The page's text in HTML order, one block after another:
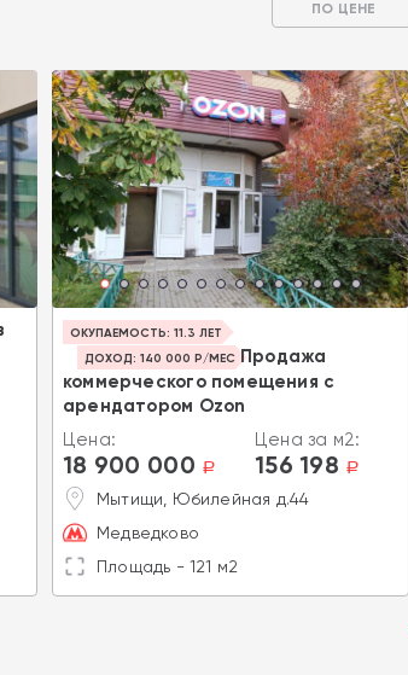
ПО ЦЕНЕ
ОКУПАЕМОСТЬ: 11.3 ЛЕТ
ДОХОД: 140 000 Р/МЕС Продажа
коммерческого помещения с
арендатором Ozon
Цена:
18 900 000 a
Цена за м2:
156 198 a
Мытищи, Юбилейная д.44
Медведково
Площадь - 121 м2